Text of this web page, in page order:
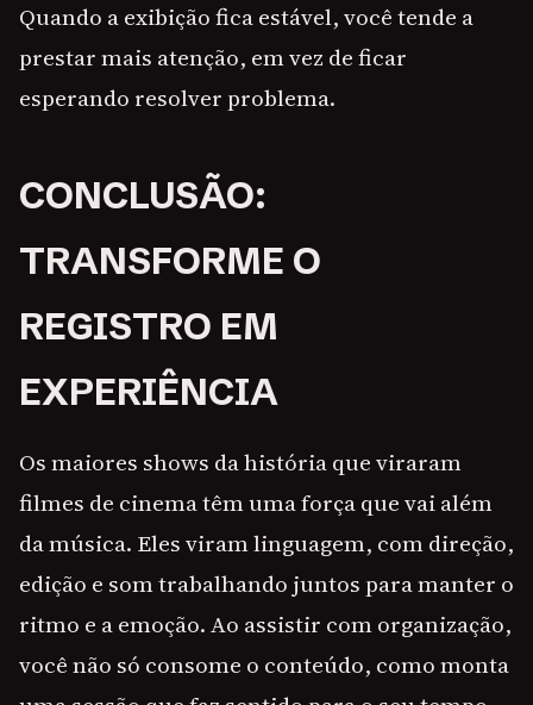
Quando a exibição fica estável, você tende a
prestar mais atenção, em vez de ficar
esperando resolver problema.
CONCLUSÃO:
TRANSFORME O
REGISTRO EM
EXPERIÊNCIA
Os maiores shows da história que viraram
filmes de cinema têm uma força que vai além
da música. Eles viram linguagem, com direção,
edição e som trabalhando juntos para manter o
ritmo e a emoção. Ao assistir com organização,
você não só consome o conteúdo, como monta